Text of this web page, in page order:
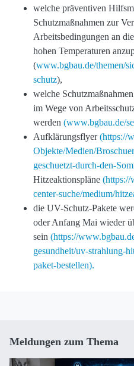
welche präventiven
Schutzmaßnahmen zur
Arbeitsbedingungen an
hohen Temperaturen
(www.bgbau.de/themen/
schutz),
welche
im Wege von
werden (www.bgbau.de/
Aufklärungsflyer(https://
Objekte/Medien/
geschuetzt-durch-den-
Hitzeaktionspläne (https://
center-suche/medium/
die UV-Schutz-Pakete
oder Anfang Mai wieder
sein (https://
gesundheit/uv-strahlung-
paket-bestellen).
Meldungen zum Thema